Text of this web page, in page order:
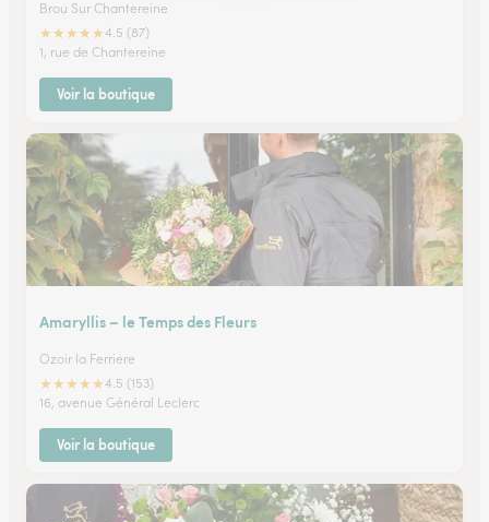
Brou Sur Chantereine
★★★★★4.5 (87)
1, rue de Chantereine
Voir la boutique
Amaryllis – le Temps des Fleurs
Ozoir la Ferriere
★★★★★4.5 (153)
16, avenue Général Leclerc
Voir la boutique